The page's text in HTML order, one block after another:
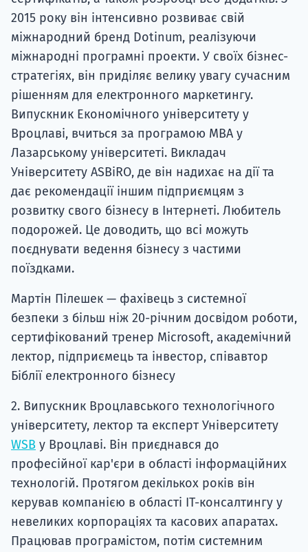
2015 року він інтенсивно розвиває свій
міжнародний бренд Dotinum, реалізуючи
міжнародні програмні проекти. У своїх бізнес-
стратегіях, він приділяє велику увагу сучасним
рішенням для електронного маркетингу.
Випускник Економічного університету у
Вроцлаві, вчиться за програмою MBA у
Лазарському університеті. Викладач
Університету ASBiRO, де він надихає на дії та
дає рекомендації іншим підприємцям з
розвитку свого бізнесу в Інтернеті. Любитель
подорожей. Це доводить, що всі можуть
поєднувати ведення бізнесу з частими
поїздками.
Мартін Пілешек — фахівець з системної
безпеки з більш ніж 20-річним досвідом роботи,
сертифікований тренер Microsoft, академічний
лектор, підприємець та інвестор, співавтор
Біблії електронного бізнесу
2. Випускник Вроцлавського технологічного
університету, лектор та експерт Університету
WSB у Вроцлаві. Він приєднався до
професійної кар'єри в області інформаційних
технологій. Протягом декількох років він
керував компанією в області ІТ-консалтингу у
невеликих корпораціях та касових апаратах.
Працював програмістом, потім системним